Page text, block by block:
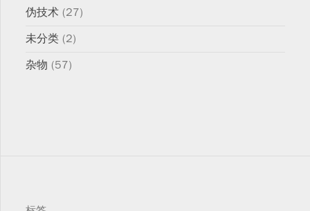
伪技术 (27)
未分类 (2)
杂物 (57)